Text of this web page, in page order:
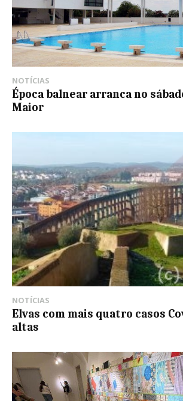
NOTÍCIAS
Época balnear arranca no
Maior
NOTÍCIAS
Elvas com mais quatro casos
altas